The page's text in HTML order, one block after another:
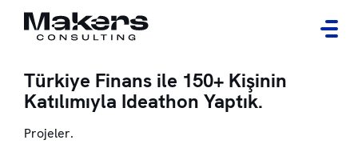
Türkiye Finans ile 150+ Kişinin
Katılımıyla Ideathon Yaptık.
Projeler.